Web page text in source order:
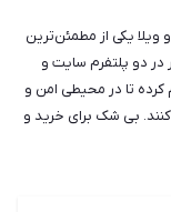
ویلا یکی از مطمئن‌ترین
در دو پلتفرم سایت و
کرده تا در محیطی امن و
کنند. بی شک برای خرید و
و ویلا به مشاورین